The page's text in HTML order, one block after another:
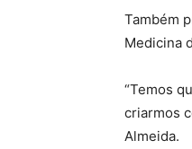
Também
Medicina
“Temos
criarmos
Almeida.